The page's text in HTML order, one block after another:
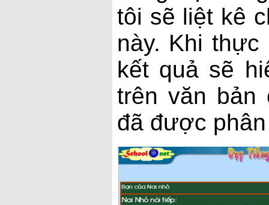
tôi sẽ liệt kê
này. Khi
kết quả sẽ
trên văn bản
đã được